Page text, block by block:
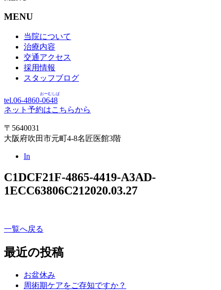
MENU
当院について
治療内容
交通アクセス
採用情報
スタッフブログ
tel.06-4860-0648
おーむしば
ネット予約はこちらから
〒5640031
大阪府吹田市元町4-8名匠医館3階
In
C1DCF21F-4865-4419-A3AD-
1ECC63806C212020.03.27
一覧へ戻る
最近の投稿
お盆休み
周術期ケアをご存知ですか？